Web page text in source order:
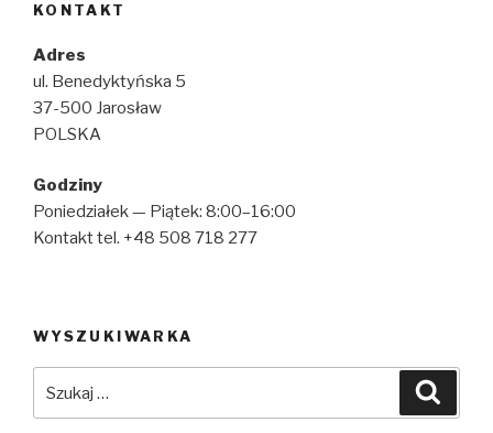
KONTAKT
Adres
ul. Benedyktyńska 5
37-500 Jarosław
POLSKA
Godziny
Poniedziałek — Piątek: 8:00–16:00
Kontakt tel. +48 508 718 277
WYSZUKIWARKA